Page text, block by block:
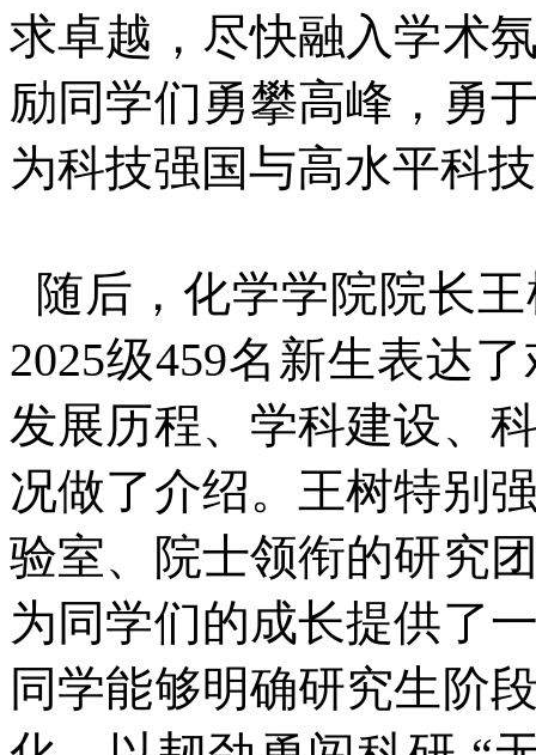
求卓越，尽快融入学术
励同学们勇攀高峰，勇
为科技强国与高水平科
随后，化学学院院长
2025级459名新生表达
发展历程、学科建设、
况做了介绍。王树特别
验室、院士领衔的研究
为同学们的成长提供了
同学能够明确研究生阶